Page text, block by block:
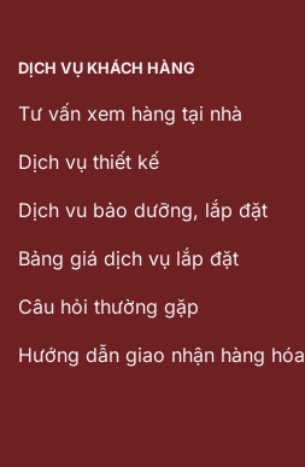
DỊCH VỤ KHÁCH HÀNG
Tư vấn xem hàng tại nhà
Dịch vụ thiết kế
Dịch vu bảo dưỡng, lắp đặt
Bảng giá dịch vụ lắp đặt
Câu hỏi thường gặp
Hướng dẫn giao nhận hàng hóa